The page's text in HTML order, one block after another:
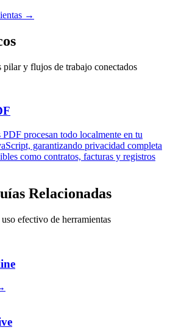
→
pilar y flujos de trabajo conectados
PDF procesan todo localmente en tu
garantizando privacidad completa
como contratos, facturas y registros
Relacionadas
efectivo de herramientas